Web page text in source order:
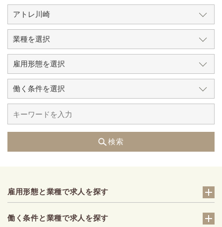
検索
雇用形態と業種で求人を探す
働く条件と業種で求人を探す